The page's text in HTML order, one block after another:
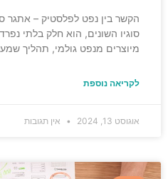
הקשר בין נפט לפלסטיק – אתגר
סוגיו השונים, הוא חלק בלתי
מיוצרים מנפט גולמי, תהליך
לקריאה נוספת
אוגוסט 13, 2024 אין תגובות